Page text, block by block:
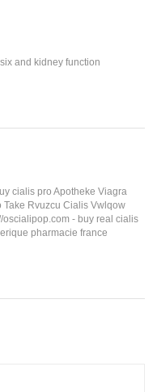
and kidney function
cialis pro Apotheke Viagra
Take Rvuzcu Cialis Vwlqow
oscialipop.com - buy real cialis
pharmacie france